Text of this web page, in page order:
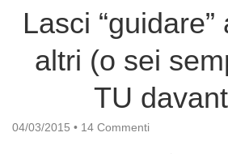
Lasci
altri (o sei
TU
04/03/2015 • 14 Commenti